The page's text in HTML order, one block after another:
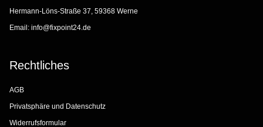
Hermann-Löns-Straße 37, 59368 Werne
Email: info@fixpoint24.de
Rechtliches
AGB
Privatsphäre und Datenschutz
Widerrufsformular